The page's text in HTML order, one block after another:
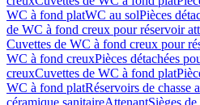
WC à fond platWC au solPièces
de WC à fond creux pour réservoir
Cuvettes de WC à fond creux pour
WC à fond creuxPièces détachées
creuxCuvettes de WC à fond plat
WC à fond platRéservoirs de chasse
céramique sanitaireAttenantSièges